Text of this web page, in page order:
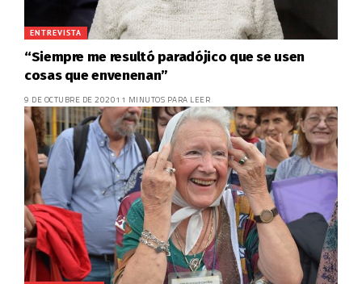
ENTREVISTA
“Siempre me resultó paradójico que se usen
cosas que envenenan”
9 DE OCTUBRE DE 202011 MINUTOS PARA LEER